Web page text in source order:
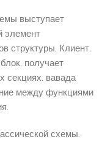
выступает
элемент
структуры. Клиент,
получает
секциях. вавада
между функциями
схемы.